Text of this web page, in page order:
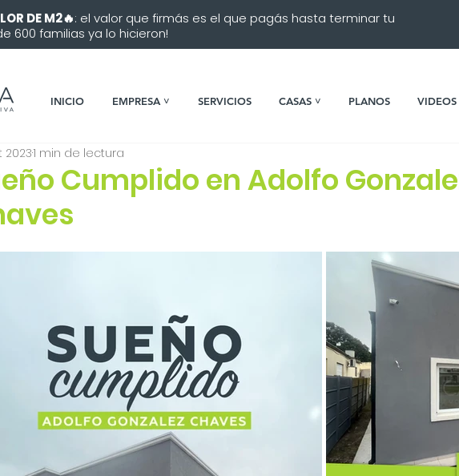
DE M2🔥: el valor que firmás es el que pagás hasta terminar tu
600 familias ya lo hicieron!
INICIO EMPRESA ˅ SERVICIOS CASAS ˅ PLANOS VIDEOS
Cumplido en Adolfo
20231 min de lectura